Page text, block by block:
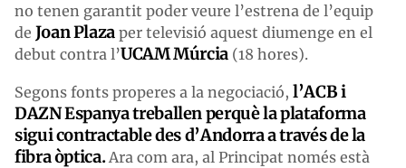
no tenen garantit poder veure l’estrena de l’equip
de Joan Plaza per televisió aquest diumenge en el
debut contra l’UCAM Múrcia (18 hores).
Segons fonts properes a la negociació, l’ACB i
DAZN Espanya treballen perquè la plataforma
sigui contractable des d’Andorra a través de la
fibra òptica.Ara com ara, al Principat només està